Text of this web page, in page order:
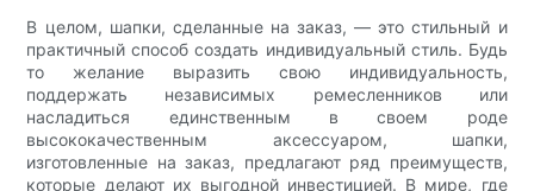
В целом, шапки, сделанные на заказ, — это стильный и
практичный способ создать индивидуальный стиль. Будь
то желание выразить свою индивидуальность,
поддержать независимых ремесленников или
насладиться единственным в своем роде
высококачественным аксессуаром, шапки,
изготовленные на заказ, предлагают ряд преимуществ,
которые делают их выгодной инвестицией. В мире, где